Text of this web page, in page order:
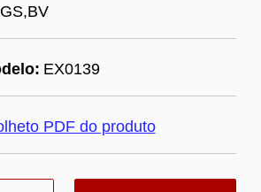
EX0139
PDF do produto